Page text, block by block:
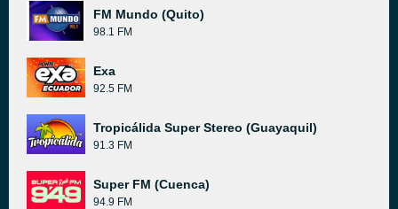
FM Mundo (Quito)
98.1 FM
Exa
92.5 FM
Tropicálida Super Stereo (Guayaquil)
91.3 FM
Super FM (Cuenca)
94.9 FM